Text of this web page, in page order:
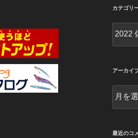
カテゴリ
テ
ー
アーカイ
ー
ブ
最近のコ